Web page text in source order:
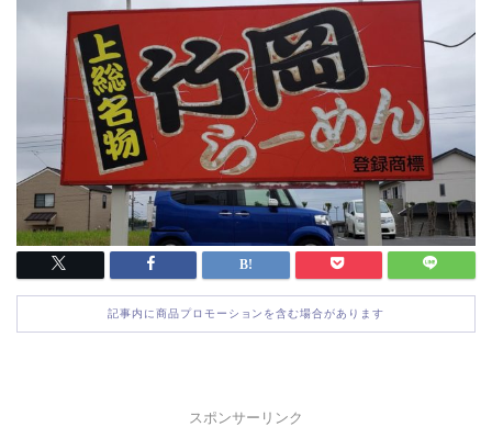
記事内に商品プロモーションを含む場合があります
スポンサーリンク